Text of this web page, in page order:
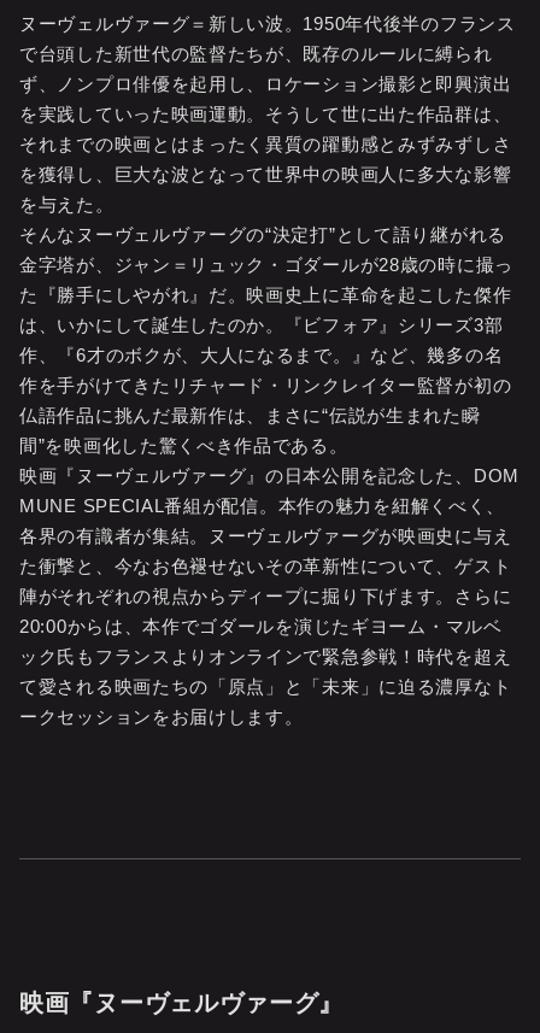
ヌーヴェルヴァーグ＝新しい波。1950年代後半のフランス
で台頭した新世代の監督たちが、既存のルールに縛られ
ず、ノンプロ俳優を起用し、ロケーション撮影と即興演出
を実践していった映画運動。そうして世に出た作品群は、
それまでの映画とはまったく異質の躍動感とみずみずしさ
を獲得し、巨大な波となって世界中の映画人に多大な影響
を与えた。
そんなヌーヴェルヴァーグの“決定打”として語り継がれる
金字塔が、ジャン＝リュック・ゴダールが28歳の時に撮っ
た『勝手にしやがれ』だ。映画史上に革命を起こした傑作
は、いかにして誕生したのか。『ビフォア』シリーズ3部
作、『6才のボクが、大人になるまで。』など、幾多の名
作を手がけてきたリチャード・リンクレイター監督が初の
仏語作品に挑んだ最新作は、まさに“伝説が生まれた瞬
間”を映画化した驚くべき作品である。
映画『ヌーヴェルヴァーグ』の日本公開を記念した、DOM
MUNE SPECIAL番組が配信。本作の魅力を紐解くべく、
各界の有識者が集結。ヌーヴェルヴァーグが映画史に与え
た衝撃と、今なお色褪せないその革新性について、ゲスト
陣がそれぞれの視点からディープに掘り下げます。さらに
20:00からは、本作でゴダールを演じたギヨーム・マルベ
ック氏もフランスよりオンラインで緊急参戦！時代を超え
て愛される映画たちの「原点」と「未来」に迫る濃厚なト
ークセッションをお届けします。
映画『ヌーヴェルヴァーグ』